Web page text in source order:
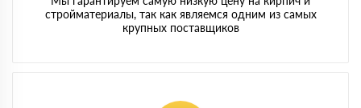
стройматериалы, так как являемся одним из самых
крупных поставщиков